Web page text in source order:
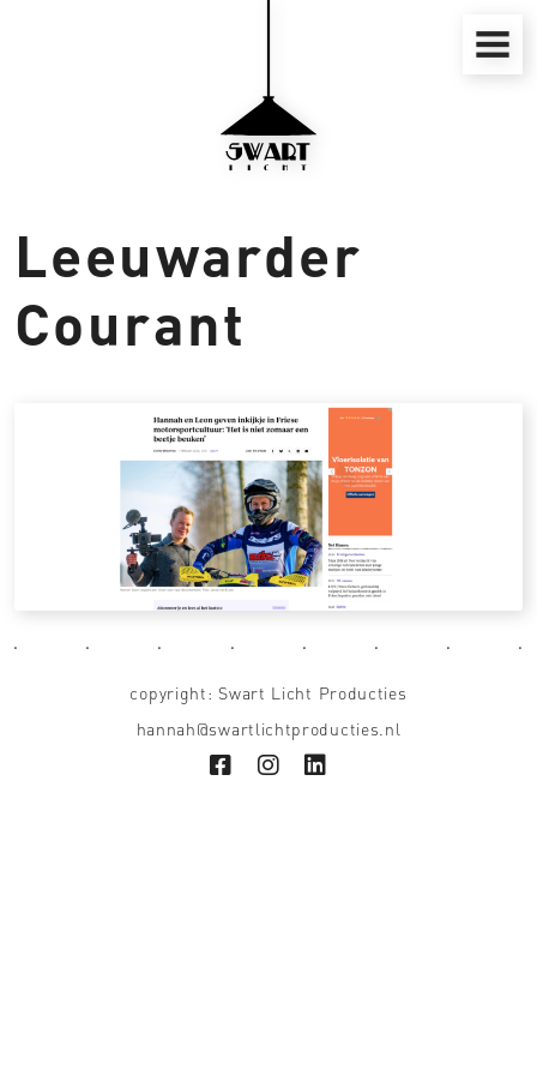
Leeuwarder
Courant
■ ■ ■ ■ ■ ■ ■ ■
copyright: Swart Licht Producties
hannah@swartlichtproducties.nl